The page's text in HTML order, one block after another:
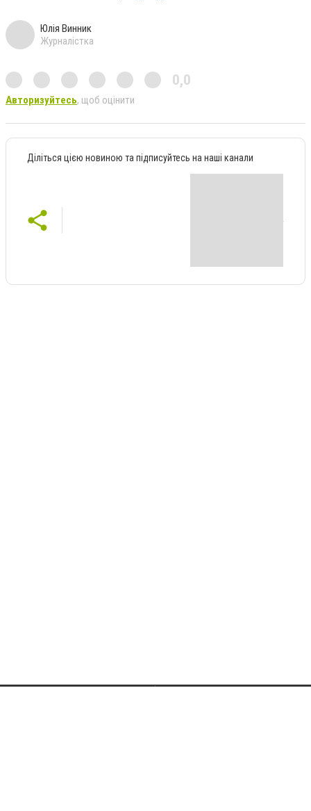
Юлія Винник
Журналістка
0,0
Авторизуйтесь, щоб оцінити
Діліться цією новиною та підписуйтесь на наші канали